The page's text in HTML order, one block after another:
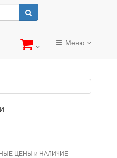
Меню
ЦЕНЫ и НАЛИЧИЕ